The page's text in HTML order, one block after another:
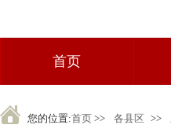
首页
您的位置:首页 >> 各县区 >>